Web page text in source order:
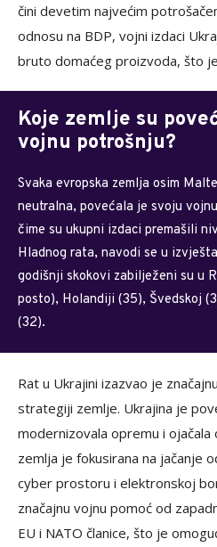
čini devetim najvećim
odnosu na BDP, vojni izdaci
bruto domaćeg proizvoda, što
Koje zemlje su
vojnu potrošnju?
Svaka evropska zemlja osim
neutralna, povećala je svoju
čime su ukupni izdaci premašili
Hladnog rata, navodi se u
godišnji skokovi zabilježeni su u
posto), Holandiji (35), Švedskoj
(32).
Rat u Ukrajini izazvao je
strategiji zemlje. Ukrajina je
modernizovala opremu i
zemlja je fokusirana na jačanje
cyber prostoru i elektronskoj
značajnu vojnu pomoć od
EU i NATO članice, što je